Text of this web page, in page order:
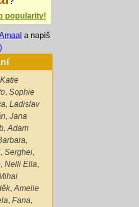
popularity!
a napiš
Katie
, Sophie
, Ladislav
, Jana
, Adam
,
, Serghei,
, Nelli Ella,
, Amelie
, Fana,